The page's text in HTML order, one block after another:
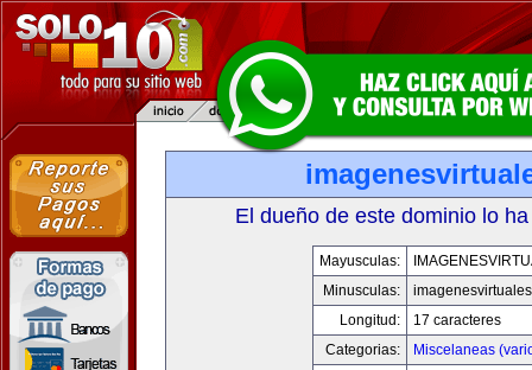
El dueño de este dominio lo
Mayusculas:
Minusculas:
Longitud:
17 caracteres
Categorias:
Miscelaneas